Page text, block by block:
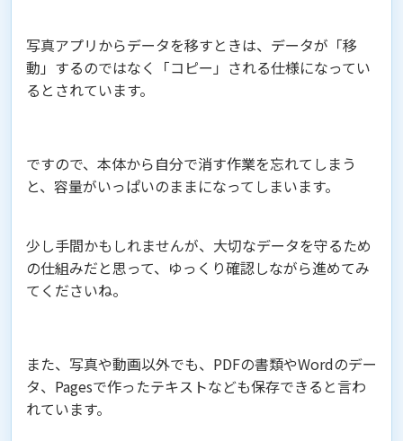
写真アプリからデータを移すときは、データが「移
動」するのではなく「コピー」される仕様になってい
るとされています。
ですので、本体から自分で消す作業を忘れてしまう
と、容量がいっぱいのままになってしまいます。
少し手間かもしれませんが、大切なデータを守るため
の仕組みだと思って、ゆっくり確認しながら進めてみ
てくださいね。
また、写真や動画以外でも、PDFの書類やWordのデー
タ、Pagesで作ったテキストなども保存できると言わ
れています。